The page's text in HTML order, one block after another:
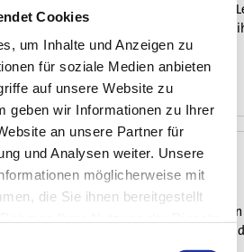
Cookies
um Inhalte und Anzeigen zu
für soziale Medien anbieten
auf unsere Website zu
geben wir Informationen zu Ihrer
an unsere Partner für
und Analysen weiter. Unsere
möglicherweise mit
die Sie ihnen bereitgestellt
Jackowski herzlich zur Selektion für
und unterstützen zu dürfen, und
Abend bedankte sich die Merian
Abendessen und dem